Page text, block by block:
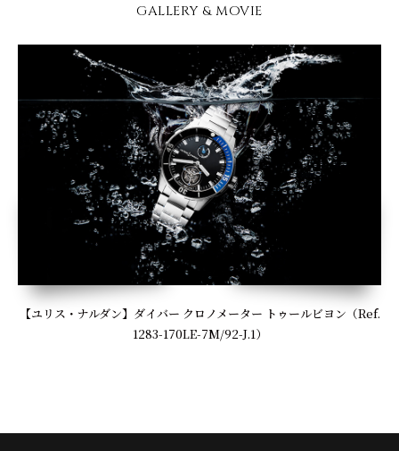
GALLERY & MOVIE
【ユリス・ナルダン】ダイバー クロノメーター トゥールビヨン（Ref.
1283-170LE-7M/92-J.1）